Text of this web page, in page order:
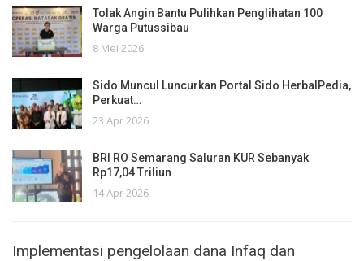
Tolak Angin Bantu Pulihkan Penglihatan 100
Warga Putussibau
8 Mei 2026
Sido Muncul Luncurkan Portal Sido HerbalPedia,
Perkuat…
23 Apr 2026
BRI RO Semarang Saluran KUR Sebanyak
Rp17,04 Triliun
14 Apr 2026
Implementasi pengelolaan dana Infaq dan